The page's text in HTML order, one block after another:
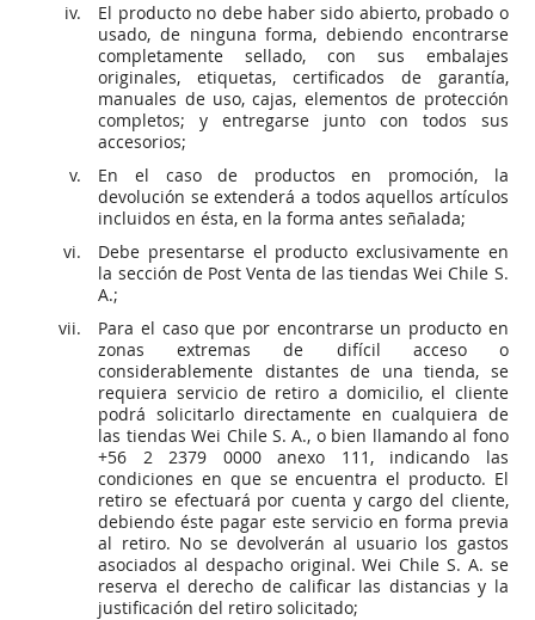
El producto no debe haber sido abierto, probado o
usado, de ninguna forma, debiendo encontrarse
completamente sellado, con sus embalajes
originales, etiquetas, certificados de garantía,
manuales de uso, cajas, elementos de protección
completos; y entregarse junto con todos sus
accesorios;
En el caso de productos en promoción, la
devolución se extenderá a todos aquellos artículos
incluidos en ésta, en la forma antes señalada;
Debe presentarse el producto exclusivamente en
la sección de Post Venta de las tiendas Wei Chile S.
A.;
Para el caso que por encontrarse un producto en
zonas extremas de difícil acceso o
considerablemente distantes de una tienda, se
requiera servicio de retiro a domicilio, el cliente
podrá solicitarlo directamente en cualquiera de
las tiendas Wei Chile S. A., o bien llamando al fono
+56 2 2379 0000 anexo 111, indicando las
condiciones en que se encuentra el producto. El
retiro se efectuará por cuenta y cargo del cliente,
debiendo éste pagar este servicio en forma previa
al retiro. No se devolverán al usuario los gastos
asociados al despacho original. Wei Chile S. A. se
reserva el derecho de calificar las distancias y la
justificación del retiro solicitado;